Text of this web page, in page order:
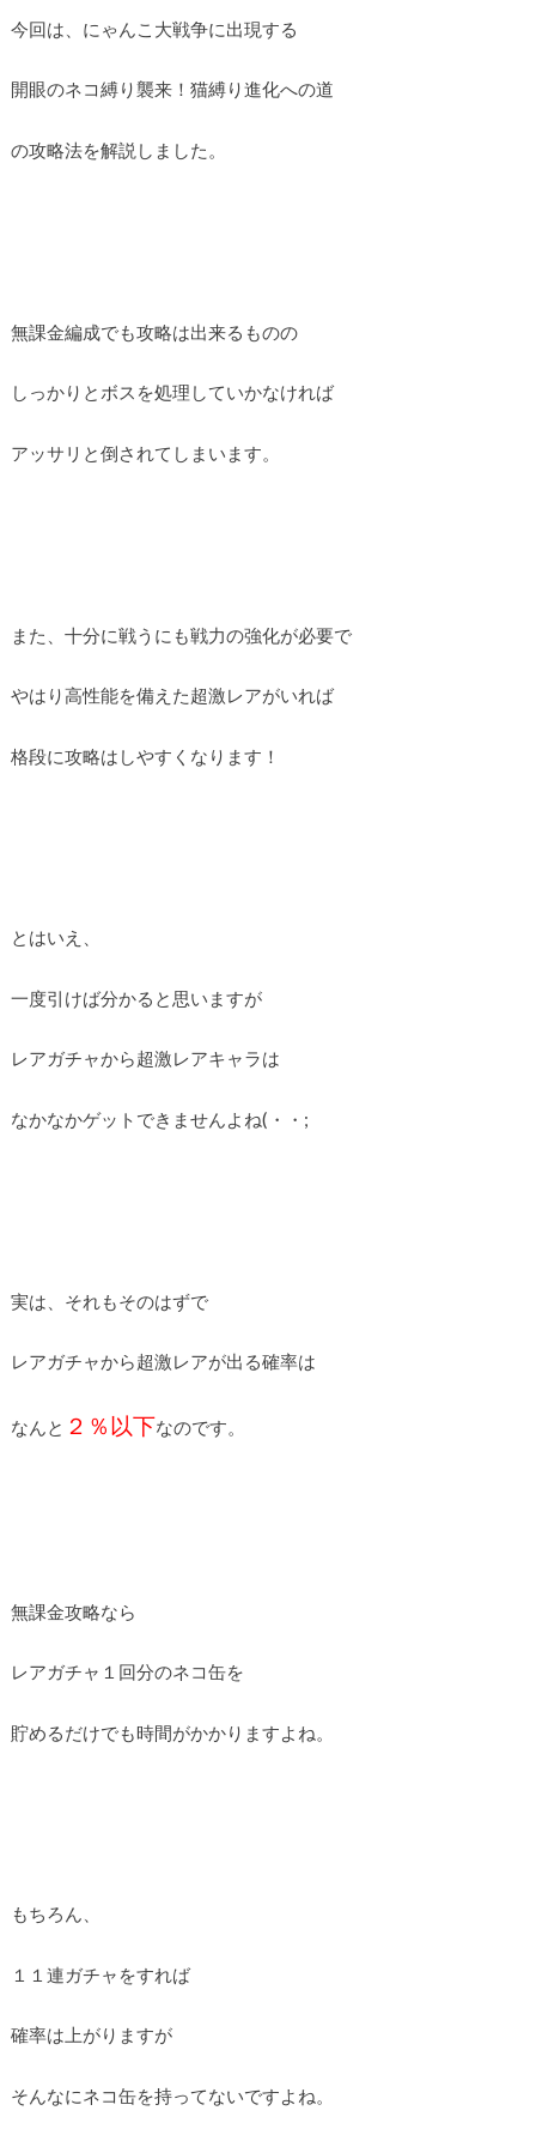
今回は、にゃんこ大戦争に出現する
開眼のネコ縛り襲来！猫縛り進化への道
の攻略法を解説しました。
無課金編成でも攻略は出来るものの
しっかりとボスを処理していかなければ
アッサリと倒されてしまいます。
また、十分に戦うにも戦力の強化が必要で
やはり高性能を備えた超激レアがいれば
格段に攻略はしやすくなります！
とはいえ、
一度引けば分かると思いますが
レアガチャから超激レアキャラは
なかなかゲットできませんよね(・・;
実は、それもそのはずで
レアガチャから超激レアが出る確率は
なんと ２％以下なのです。
無課金攻略なら
レアガチャ１回分のネコ缶を
貯めるだけでも時間がかかりますよね。
もちろん、
１１連ガチャをすれば
確率は上がりますが
そんなにネコ缶を持ってないですよね。